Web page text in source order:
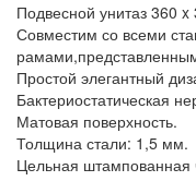
Подвесной унитаз 360
Совместим со всеми
Простой элегантный
Бактериостатическая
Матовая поверхность.
Толщина стали: 1,5 мм.
Цельная штампованная